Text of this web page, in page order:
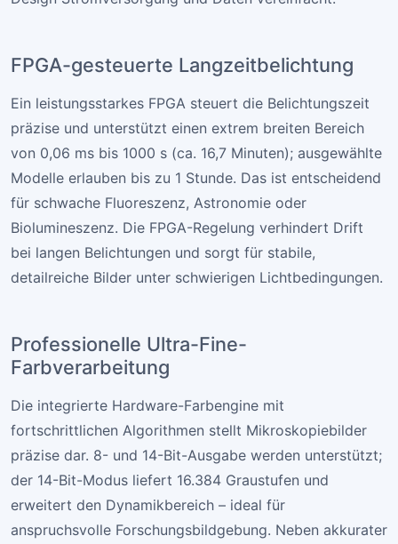
FPGA-gesteuerte Langzeitbelichtung
Ein leistungsstarkes FPGA steuert die Belichtungszeit
präzise und unterstützt einen extrem breiten Bereich
von 0,06 ms bis 1000 s (ca. 16,7 Minuten); ausgewählte
Modelle erlauben bis zu 1 Stunde. Das ist entscheidend
für schwache Fluoreszenz, Astronomie oder
Biolumineszenz. Die FPGA-Regelung verhindert Drift
bei langen Belichtungen und sorgt für stabile,
detailreiche Bilder unter schwierigen Lichtbedingungen.
Professionelle Ultra-Fine-
Farbverarbeitung
Die integrierte Hardware-Farbengine mit
fortschrittlichen Algorithmen stellt Mikroskopiebilder
präzise dar. 8- und 14-Bit-Ausgabe werden unterstützt;
der 14-Bit-Modus liefert 16.384 Graustufen und
erweitert den Dynamikbereich – ideal für
anspruchsvolle Forschungsbildgebung. Neben akkurater